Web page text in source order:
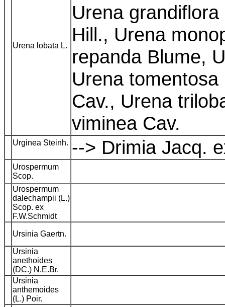
Urena lobata L.
Urena
Hill., Urena
repanda Blume,
Urena
Cav., Urena
viminea Cav.
Urginea Steinh. --> Drimia Jacq.
Urospermum
Scop.
Urospermum
dalechampii (L.)
Scop. ex
F.W.Schmidt
Ursinia Gaertn.
Ursinia
anethoides
(DC.) N.E.Br.
Ursinia
anthemoides
(L.) Poir.